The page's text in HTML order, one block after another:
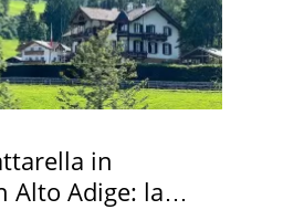
in
Alto Adige: la